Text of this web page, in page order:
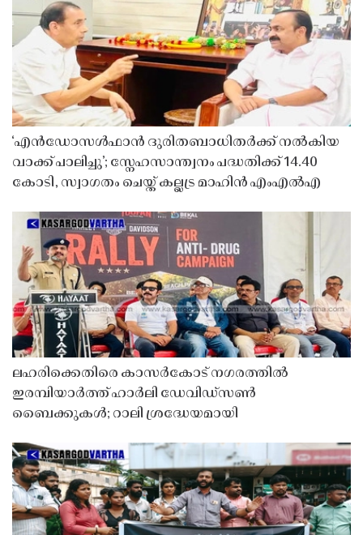
‘എൻഡോസൾഫാൻ ദുരിതബാധിതർക്ക് നൽകിയ
വാക്ക് പാലിച്ചു’; സ്നേഹസാന്ത്വനം പദ്ധതിക്ക് 14.40
കോടി, സ്വാഗതം ചെയ്ത് കല്ലട്ര മാഹിൻ എംഎൽഎ
ലഹരിക്കെതിരെ കാസർകോട് നഗരത്തിൽ
ഇരമ്പിയാർത്ത് ഹാർലി ഡേവിഡ്‌സൺ
ബൈക്കുകൾ; റാലി ശ്രദ്ധേയമായി